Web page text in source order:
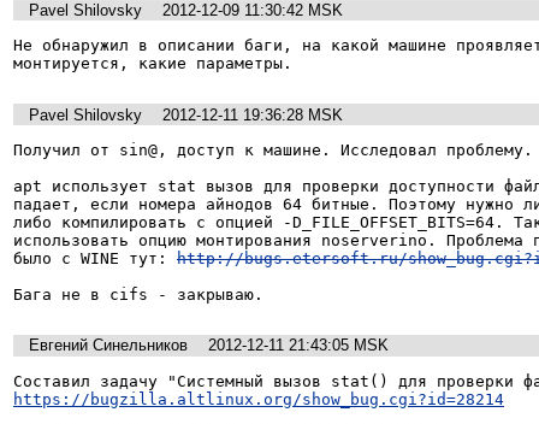
Pavel Shilovsky
2012-12-09 11:30:42 MSK
Не обнаружил в описании баги, на какой машине
монтируется, какие параметры.
Pavel Shilovsky
2012-12-11 19:36:28 MSK
Получил от sin@, доступ к машине. Исследовал проблему.
apt использует stat вызов для проверки доступности
падает, если номера айнодов 64 битные. Поэтому нужно
либо компилировать с опцией -D_FILE_OFFSET_BITS=64.
использовать опцию монтирования noserverino.
было с WINE тут: http://bugs.etersoft.ru/
Бага не в cifs - закрываю.
Евгений Синельников 2012-12-11 21:43:05 MSK
https://bugzilla.altlinux.org/show_bug.cgi?id=28214